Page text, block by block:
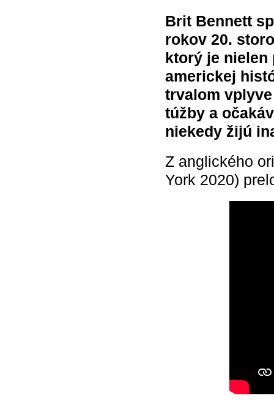
Brit Bennett
rokov 20.
ktorý je nielen
americkej
trvalom
túžby a
niekedy žijú
Z anglického
York 2020)